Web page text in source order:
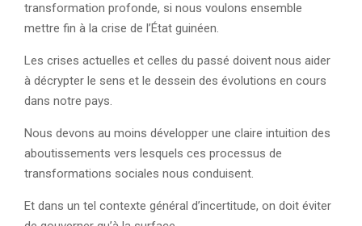
transformation profonde, si nous voulons ensemble
mettre fin à la crise de l’État guinéen.
Les crises actuelles et celles du passé doivent nous aider
à décrypter le sens et le dessein des évolutions en cours
dans notre pays.
Nous devons au moins développer une claire intuition des
aboutissements vers lesquels ces processus de
transformations sociales nous conduisent.
Et dans un tel contexte général d’incertitude, on doit éviter